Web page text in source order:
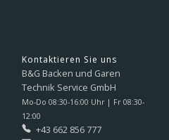
Kontaktieren Sie uns
B&G Backen und Garen
Technik Service GmbH
Mo-Do 08:30-16:00 Uhr | Fr 08:30-
12:00
+43 662 856 777